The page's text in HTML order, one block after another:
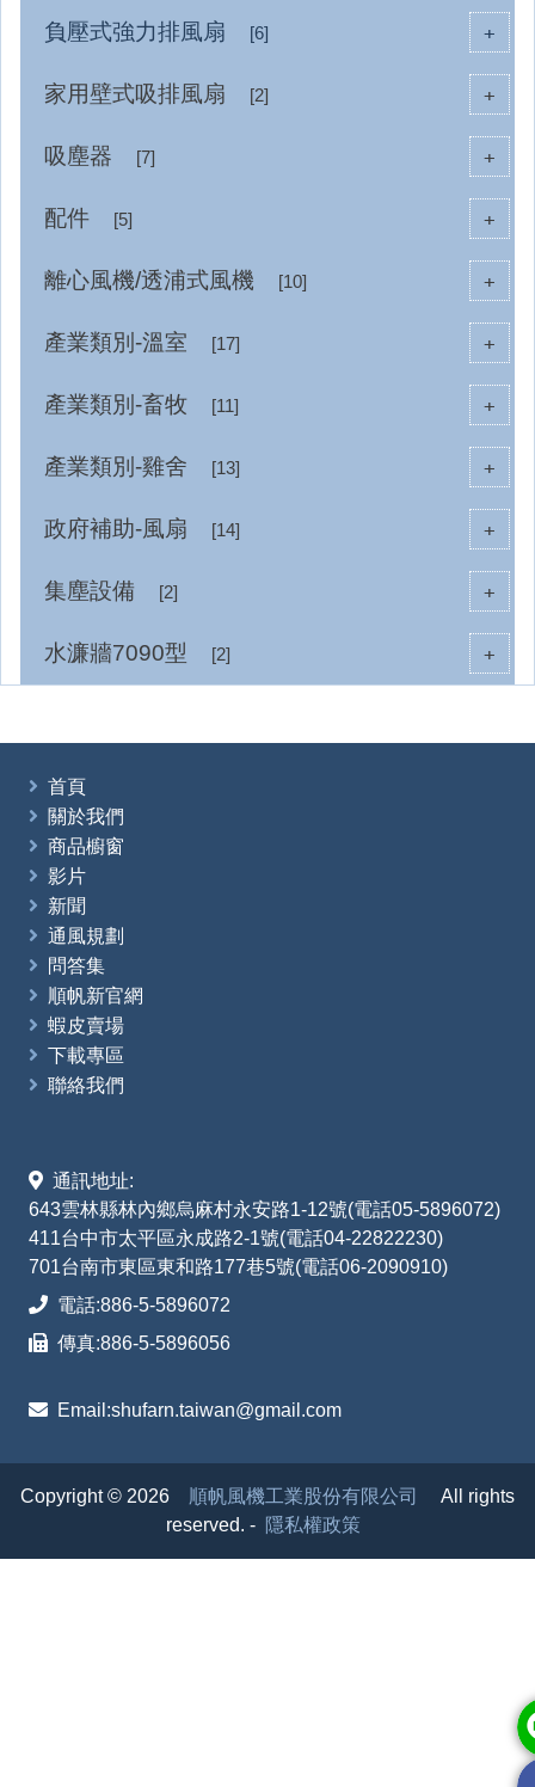
+
負壓式強力排風扇 [6]
+
家用壁式吸排風扇 [2]
+
吸塵器 [7]
+
配件 [5]
+
離心風機/透浦式風機 [10]
+
產業類別-溫室 [17]
+
產業類別-畜牧 [11]
+
產業類別-雞舍 [13]
+
政府補助-風扇 [14]
+
集塵設備 [2]
+
水濂牆7090型 [2]
首頁
關於我們
商品櫥窗
影片
新聞
通風規劃
問答集
順帆新官網
蝦皮賣場
下載專區
聯絡我們
通訊地址:
643雲林縣林內鄉烏麻村永安路1-12號(電話05-5896072)
411台中市太平區永成路2-1號(電話04-22822230)
701台南市東區東和路177巷5號(電話06-2090910)
電話:886-5-5896072
傳真:886-5-5896056
Email:shufarn.taiwan@gmail.com
Copyright © 2026 順帆風機工業股份有限公司
All rights
reserved. - 隱私權政策